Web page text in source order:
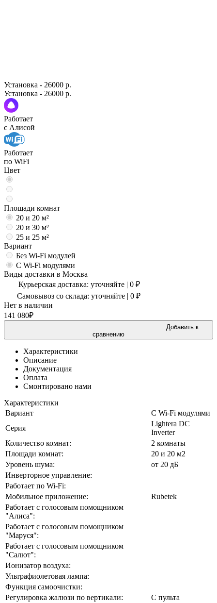
Установка - 26000 р.
Установка - 26000 р.
Работает
с Алисой
Работает
по WiFi
Цвет
Площади комнат
20 и 20 м²
20 и 30 м²
25 и 25 м²
Вариант
Без Wi-Fi модулей
С Wi-Fi модулями
Виды доставки в Москва
Курьерская доставка: уточняйте | 0 ₽
Самовывоз со склада: уточняйте | 0 ₽
Нет в наличии
141 080₽
Добавить к
сравнению
Характеристики
Описание
Документация
Оплата
Смонтировано нами
Характеристики
Вариант
С Wi-Fi модулями
Серия
Lightera DC
Inverter
Количество комнат:
2 комнаты
Площади комнат:
20 и 20 м2
Уровень шума:
от 20 дБ
Инверторное управление:
Работает по Wi-Fi:
Мобильное приложение:
Rubetek
Работает с голосовым помощником
"Алиса":
Работает с голосовым помощником
"Маруся":
Работает с голосовым помощником
"Салют":
Ионизатор воздуха:
Ультрафиолетовая лампа:
Функция самоочистки:
Регулировка жалюзи по вертикали:
С пульта